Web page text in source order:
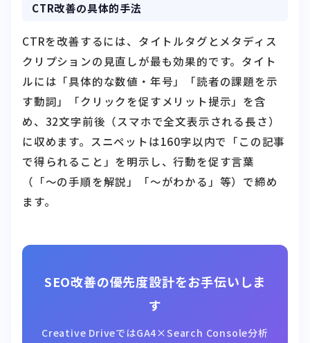
CTR改善の具体的手法
CTRを改善するには、タイトルタグとメタディス
クリプションの見直しが最も効果的です。タイト
ルには「具体的な数値・年号」「読者の課題を示
す動詞」「クリックを促すメリット提示」を含
め、32文字前後（スマホで全文表示される長さ）
に収めます。スニペットは160字以内で「この記事
で得られること」を明示し、行動を促す言葉
（「〜の手順を解説」「〜がわかる」等）で締め
ます。
SEO改善の優先度設計をお手伝いしま
す
Creative DriveではGA4×Search Console分析